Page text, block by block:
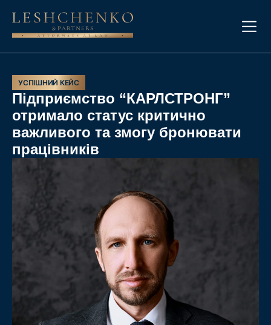
УСПІШНИЙ КЕЙС
Підприємство “КАРЛСТРОНГ”
отримало статус критично
важливого та змогу бронювати
працівників